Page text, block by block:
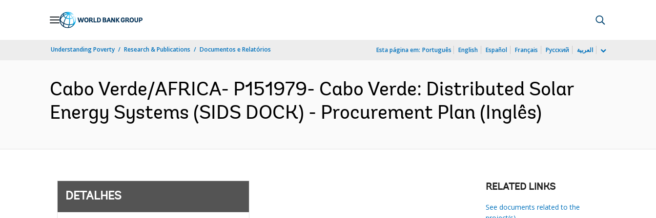
Understanding Poverty Research & Publications Documentos e Relatórios Esta página em: Português English Español Français Русский العربية
Cabo Verde/AFRICA- P151979- Cabo Verde: Distributed Solar
Energy Systems (SIDS DOCK) - Procurement Plan (Inglês)
DETALHES
RELATED LINKS
See documents related to the